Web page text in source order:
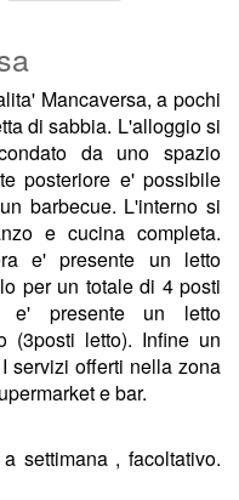
Mancaversa, a pochi
di sabbia. L'alloggio si
da uno spazio
posteriore e' possibile
barbecue. L'interno si
e cucina completa.
e' presente un letto
per un totale di 4 posti
e' presente un letto
(3posti letto). Infine un
servizi offerti nella zona
e bar.
settimana , facoltativo.